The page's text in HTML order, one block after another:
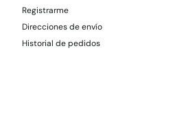
Registrarme
Direcciones de envío
Historial de pedidos